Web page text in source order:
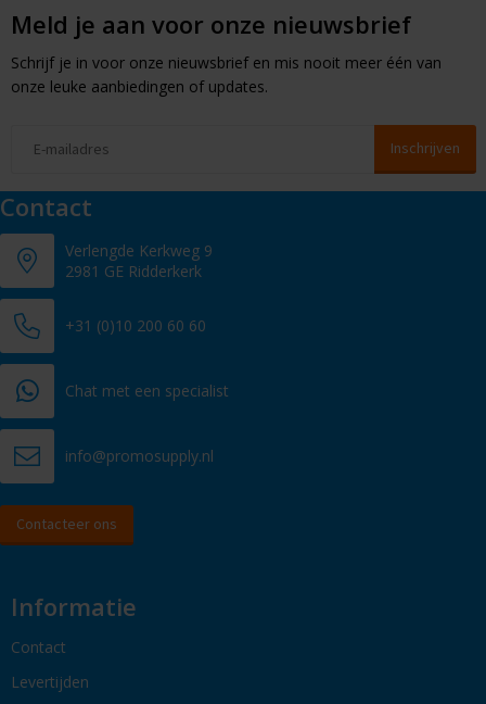
Meld je aan voor onze nieuwsbrief
Schrijf je in voor onze nieuwsbrief en mis nooit meer één van
onze leuke aanbiedingen of updates.
Contact
Verlengde Kerkweg 9
2981 GE Ridderkerk
+31 (0)10 200 60 60
Chat met een specialist
info@promosupply.nl
Contacteer ons
Informatie
Contact
Levertijden